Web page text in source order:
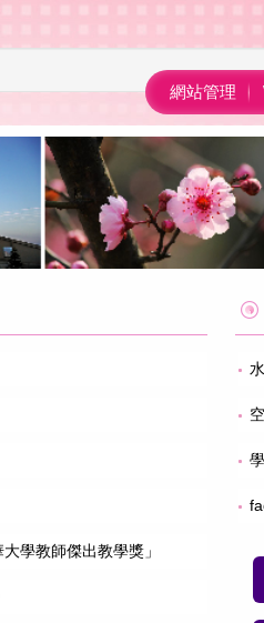
網站管理
學教師傑出教學獎」